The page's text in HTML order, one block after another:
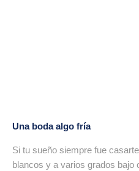
Una boda algo fría
Si tu sueño siempre fue
blancos y a varios grados bajo